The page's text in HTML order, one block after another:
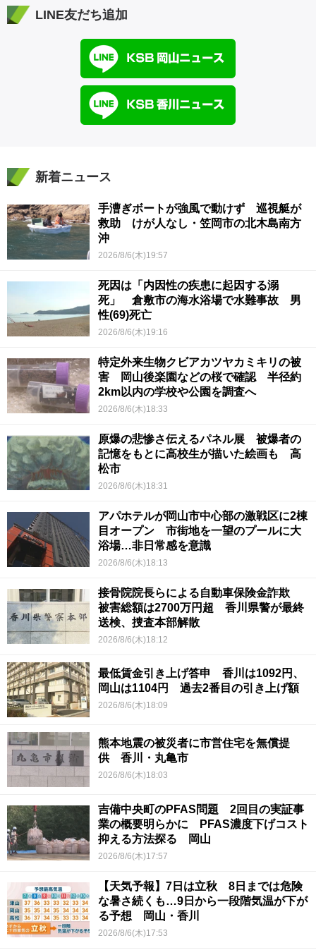
LINE友だち追加
新着ニュース
手漕ぎボートが強風で動けず 巡視艇が
救助 けが人なし・笠岡市の北木島南方
沖
2026/8/6(木)19:57
死因は「内因性の疾患に起因する溺
死」 倉敷市の海水浴場で水難事故 男
性(69)死亡
2026/8/6(木)19:16
特定外来生物クビアカツヤカミキリの被
害 岡山後楽園などの桜で確認 半径約
2km以内の学校や公園を調査へ
2026/8/6(木)18:33
原爆の悲惨さ伝えるパネル展 被爆者の
記憶をもとに高校生が描いた絵画も 高
松市
2026/8/6(木)18:31
アパホテルが岡山市中心部の激戦区に2棟
目オープン 市街地を一望のプールに大
浴場…非日常感を意識
2026/8/6(木)18:13
接骨院院長らによる自動車保険金詐欺
被害総額は2700万円超 香川県警が最終
送検、捜査本部解散
2026/8/6(木)18:12
最低賃金引き上げ答申 香川は1092円、
岡山は1104円 過去2番目の引き上げ額
2026/8/6(木)18:09
熊本地震の被災者に市営住宅を無償提
供 香川・丸亀市
2026/8/6(木)18:03
吉備中央町のPFAS問題 2回目の実証事
業の概要明らかに PFAS濃度下げコスト
抑える方法探る 岡山
2026/8/6(木)17:57
【天気予報】7日は立秋 8日までは危険
な暑さ続くも…9日から一段階気温が下が
る予想 岡山・香川
2026/8/6(木)17:53